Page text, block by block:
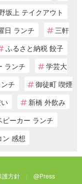
坂上 テイクアウト
日 ランチ
三軒
ふるさと納税 餃子
ランチ
学芸大
チ
御徒町 喫煙
新橋 外飲み
ーカー ランチ
ン 感想
護方針 @Press